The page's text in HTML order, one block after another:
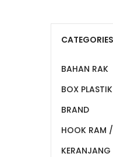
CATEGORIES
BAHAN RAK
BOX
BRAND
HOOK RAM
KERANJANG